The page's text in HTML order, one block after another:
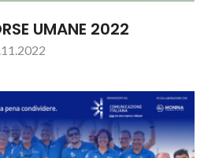
UMANE 2022